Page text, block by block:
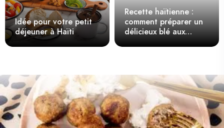
Idée pour votre petit
déjeuner à Haïti
Recette haïtienne :
comment préparer un
délicieux blé aux
haricots rouges